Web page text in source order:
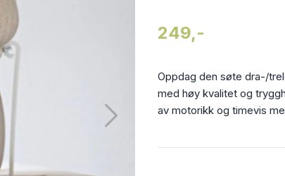
249,-
Oppdag den søte dra-/
med høy kvalitet og
av motorikk og timevis